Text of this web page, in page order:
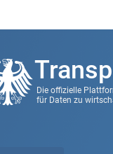
Die offizielle
für Daten zu